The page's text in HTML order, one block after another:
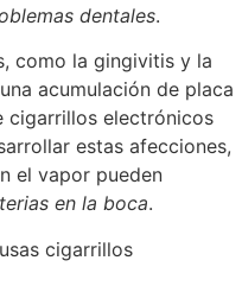
dentales.
como la gingivitis y la
acumulación de placa
cigarrillos electrónicos
estas afecciones,
el vapor pueden
en la boca.